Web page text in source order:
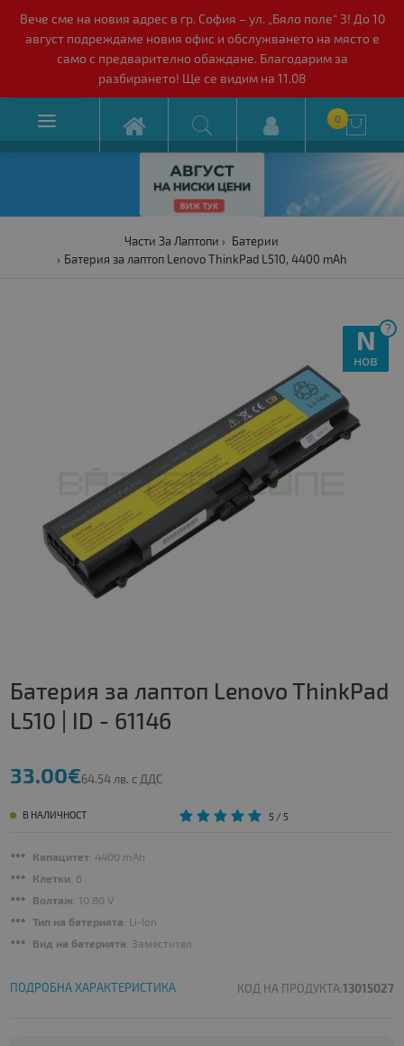
Вече сме на новия адрес в гр. София – ул. „Бяло поле“ 3! До 10
август подреждаме новия офис и обслужването на място е
само с предварително обаждане. Благодарим за
разбирането! Ще се видим на 11.08
 0 
Части За Лаптопи
Батерии
Батерия за лаптоп Lenovo ThinkPad L510, 4400 mAh
?
N
нов
Батерия за лаптоп Lenovo ThinkPad
L510 | ID - 61146
33.00€64.54 лв. с ДДС
В НАЛИЧНОСТ 5/ 5
Капацитет: 4400 mAh
Клетки: 6
Волтаж: 10.80 V
Тип на батерията: Li-Ion
Вид на батерията: Заместител
ПОДРОБНА ХАРАКТЕРИСТИКА КОД НА ПРОДУКТА:13015027